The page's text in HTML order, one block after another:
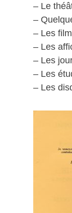
– Le
–
– Les
– Les
– Les
– Les
– Les